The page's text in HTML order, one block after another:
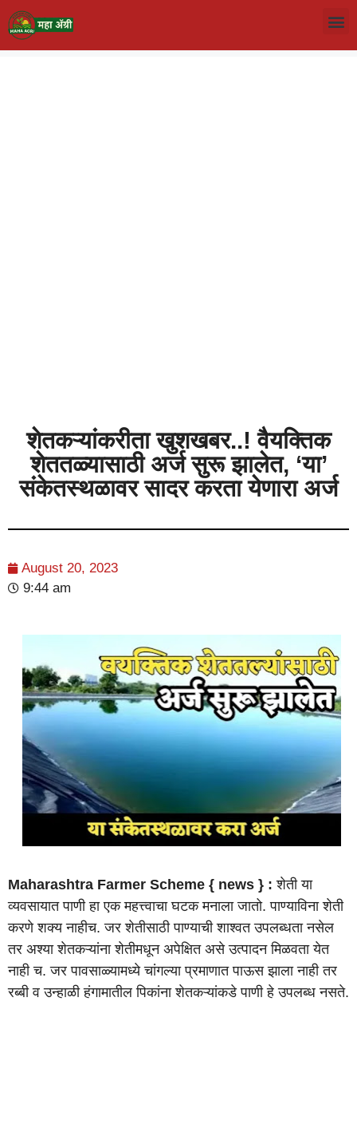
शेतकऱ्यांकरीता खुशखबर..! वैयक्तिक
शेततळ्यासाठी अर्ज सुरू झालेत, ‘या’
संकेतस्थळावर सादर करता येणारा अर्ज
August 20, 2023
9:44 am
Maharashtra Farmer Scheme { news } : शेती या
व्यवसायात पाणी हा एक महत्त्वाचा घटक मनाला जातो. पाण्याविना शेती
करणे शक्य नाहीच. जर शेतीसाठी पाण्याची शाश्वत उपलब्धता नसेल
तर अश्या शेतकऱ्यांना शेतीमधून अपेक्षित असे उत्पादन मिळवता येत
नाही च. जर पावसाळ्यामध्ये चांगल्या प्रमाणात पाऊस झाला नाही तर
रब्बी व उन्हाळी हंगामातील पिकांना शेतकऱ्यांकडे पाणी हे उपलब्ध नसते.